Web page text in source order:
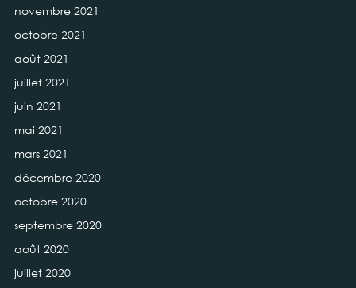
novembre 2021
octobre 2021
août 2021
juillet 2021
juin 2021
mai 2021
mars 2021
décembre 2020
octobre 2020
septembre 2020
août 2020
juillet 2020